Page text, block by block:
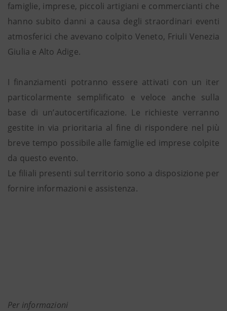
famiglie, imprese, piccoli artigiani e commercianti che
hanno subito danni a causa degli straordinari eventi
atmosferici che avevano colpito Veneto, Friuli Venezia
Giulia e Alto Adige.
I finanziamenti potranno essere attivati con un iter
particolarmente semplificato e veloce anche sulla
base di un’autocertificazione. Le richieste verranno
gestite in via prioritaria al fine di rispondere nel più
breve tempo possibile alle famiglie ed imprese colpite
da questo evento.
Le filiali presenti sul territorio sono a disposizione per
fornire informazioni e assistenza.
Per informazioni